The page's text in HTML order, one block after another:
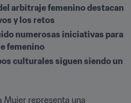
arbitraje femenino destacan
y los retos
numerosas iniciativas para
femenino
culturales siguen siendo un
Mujer representa una